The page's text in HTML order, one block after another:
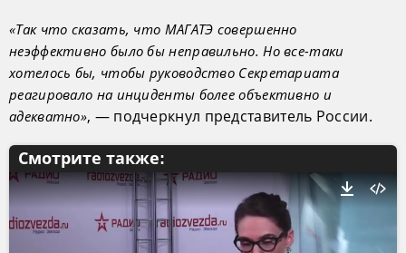
«Так что сказать, что МАГАТЭ совершенно
неэффективно было бы неправильно. Но все-таки
хотелось бы, чтобы руководство Секретариата
реагировало на инциденты более объективно и
адекватно», — подчеркнул представитель России.
Смотрите также: